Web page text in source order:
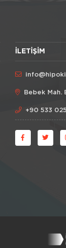
İLETIŞIM
Bebek Mah.
+90 533